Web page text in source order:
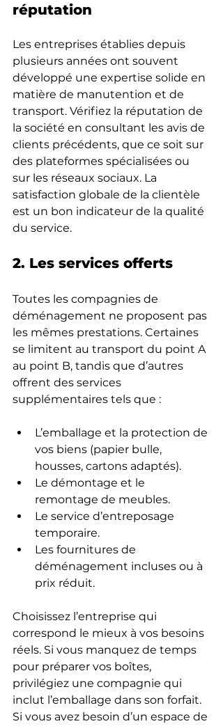
réputation
Les entreprises établies depuis
plusieurs années ont souvent
développé une expertise solide en
matière de manutention et de
transport. Vérifiez la réputation de
la société en consultant les avis de
clients précédents, que ce soit sur
des plateformes spécialisées ou
sur les réseaux sociaux. La
satisfaction globale de la clientèle
est un bon indicateur de la qualité
du service.
2. Les services offerts
Toutes les compagnies de
déménagement ne proposent pas
les mêmes prestations. Certaines
se limitent au transport du point A
au point B, tandis que d’autres
offrent des services
supplémentaires tels que :
L’emballage et la protection de
vos biens (papier bulle,
housses, cartons adaptés).
Le démontage et le
remontage de meubles.
Le service d’entreposage
temporaire.
Les fournitures de
déménagement incluses ou à
prix réduit.
Choisissez l’entreprise qui
correspond le mieux à vos besoins
réels. Si vous manquez de temps
pour préparer vos boîtes,
privilégiez une compagnie qui
inclut l’emballage dans son forfait.
Si vous avez besoin d’un espace de